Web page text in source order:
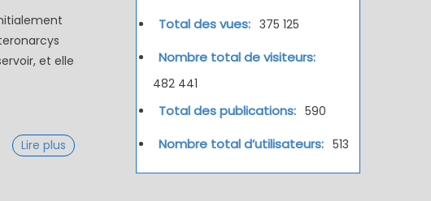
et elle
Lire plus
Total des vues: 375 125
Nombre total de visiteurs:
482 441
Total des publications: 590
Nombre total d’utilisateurs: 513